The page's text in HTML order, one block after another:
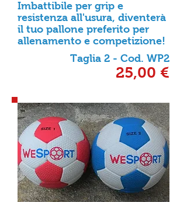
Imbattibile per grip e
resistenza all'usura, diventerà
il tuo pallone preferito per
allenamento e competizione!
Taglia 2 - Cod. WP2
25,00 €